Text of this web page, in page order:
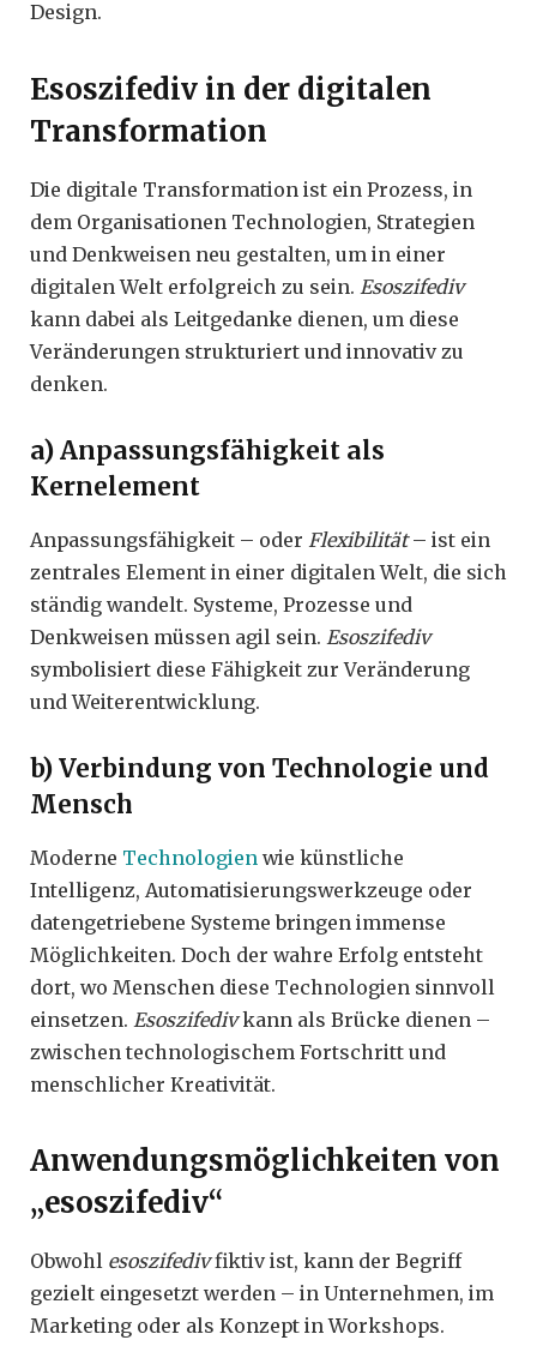
Design.
Esoszifediv in der digitalen
Transformation
Die digitale Transformation ist ein Prozess, in
dem Organisationen Technologien, Strategien
und Denkweisen neu gestalten, um in einer
digitalen Welt erfolgreich zu sein. Esoszifediv
kann dabei als Leitgedanke dienen, um diese
Veränderungen strukturiert und innovativ zu
denken.
a) Anpassungsfähigkeit als
Kernelement
Anpassungsfähigkeit – oder Flexibilität– ist ein
zentrales Element in einer digitalen Welt, die sich
ständig wandelt. Systeme, Prozesse und
Denkweisen müssen agil sein. Esoszifediv
symbolisiert diese Fähigkeit zur Veränderung
und Weiterentwicklung.
b) Verbindung von Technologie und
Mensch
Moderne Technologien wie künstliche
Intelligenz, Automatisierungswerkzeuge oder
datengetriebene Systeme bringen immense
Möglichkeiten. Doch der wahre Erfolg entsteht
dort, wo Menschen diese Technologien sinnvoll
einsetzen. Esoszifedivkann als Brücke dienen –
zwischen technologischem Fortschritt und
menschlicher Kreativität.
Anwendungsmöglichkeiten von
„esoszifediv“
Obwohl esoszifedivfiktiv ist, kann der Begriff
gezielt eingesetzt werden – in Unternehmen, im
Marketing oder als Konzept in Workshops.